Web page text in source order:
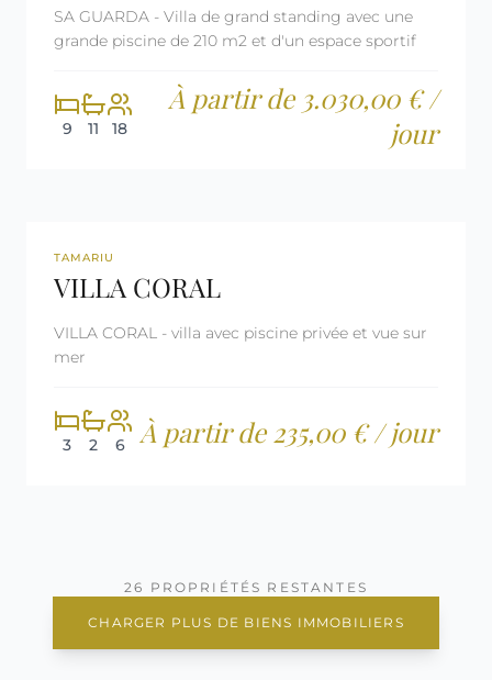
SA GUARDA - Villa de grand standing avec une
grande piscine de 210 m2 et d'un espace sportif
9 11 18
À partir de 3.030,00 € /
jour
REF: CM1679
TAMARIU
VILLA CORAL
VILLA CORAL - villa avec piscine privée et vue sur
mer
3 2 6 À partir de 235,00 € / jour
26 PROPRIÉTÉS RESTANTES
CHARGER PLUS DE BIENS IMMOBILIERS